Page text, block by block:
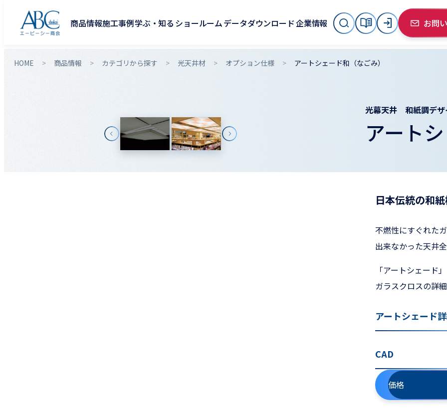
商品情報施工事例学ぶ・知る ショールームデータダウンロード企業情報 お問
HOME 商品情報 カテゴリから探す 光天井材 オプション仕様 アートシェード和（なごみ）
光幕天井 和紙調デザ
アート
日本伝統の和
不燃性にすぐれた
出来なかった天井
「アートシェード
ガラスクロスの詳
アートシェード
CAD
価格